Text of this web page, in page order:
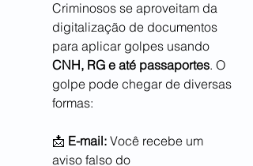
Criminosos se aproveitam da
digitalização de documentos
para aplicar golpes usando
CNH, RG e até passaportes. O
golpe pode chegar de diversas
formas:
📩 E-mail: Você recebe um
aviso falso do